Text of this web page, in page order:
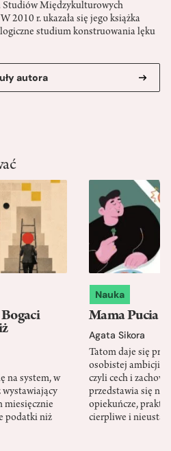
Międzykulturowych
2010 r. ukazała się jego książka
studium konstruowania lęku
autora
na system, w
miesięcznie
podatki niż
Nauka
Mama Pucia
Agata Sikora
Tatom daje się
osobistej ambicji,
czyli cech i
przedstawia się
opiekuńcze,
cierpliwe i